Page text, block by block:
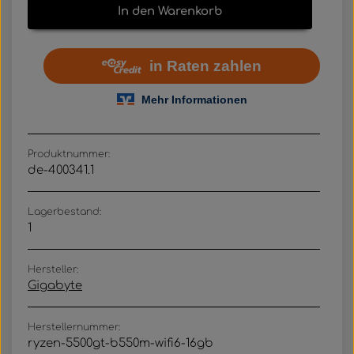
In den Warenkorb
Produktnummer:
de-400341.1
Lagerbestand:
1
Hersteller:
Gigabyte
Herstellernummer:
ryzen-5500gt-b550m-wifi6-16gb